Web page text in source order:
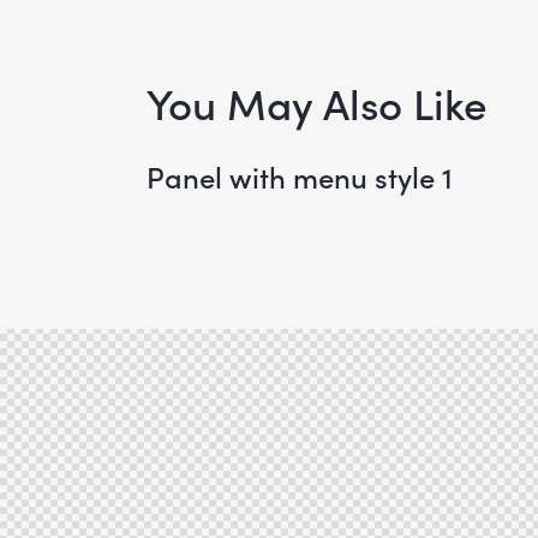
You May Also Like
Panel with menu style 1